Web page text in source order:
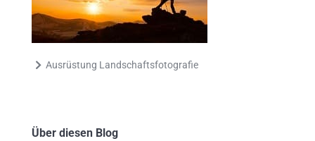
Ausrüstung Landschaftsfotografie
Über diesen Blog